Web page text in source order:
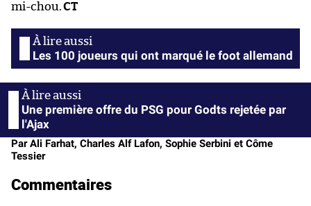
mi-chou.CT
Les 100 joueurs qui ont marqué le foot allemand
Une première offre du PSG pour Godts rejetée par
l'Ajax
Par Ali Farhat, Charles Alf Lafon, Sophie Serbini et Côme
Tessier
Commentaires